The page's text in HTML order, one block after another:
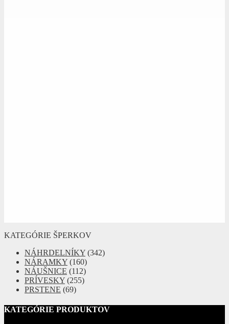
KATEGÓRIE ŠPERKOV
NÁHRDELNÍKY (342)
NÁRAMKY (160)
NÁUŠNICE (112)
PRÍVESKY (255)
PRSTENE (69)
KATEGÓRIE PRODUKTOV